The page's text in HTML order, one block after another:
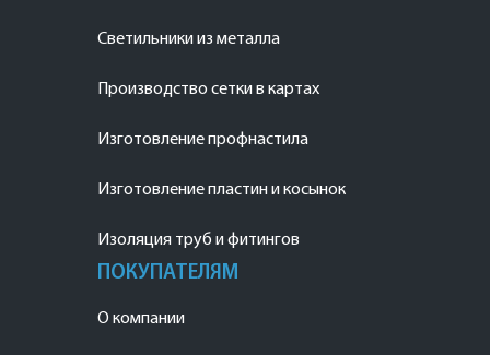
Светильники из металла
Производство сетки в картах
Изготовление профнастила
Изготовление пластин и косынок
Изоляция труб и фитингов
ПОКУПАТЕЛЯМ
О компании